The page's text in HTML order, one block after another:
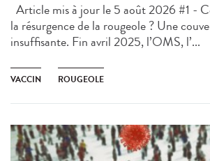
Article mis à jour le 5 août 2026 #1 -
la résurgence de la rougeole ? Une
insuffisante. Fin avril 2025, l’OMS, l’...
VACCIN ROUGEOLE